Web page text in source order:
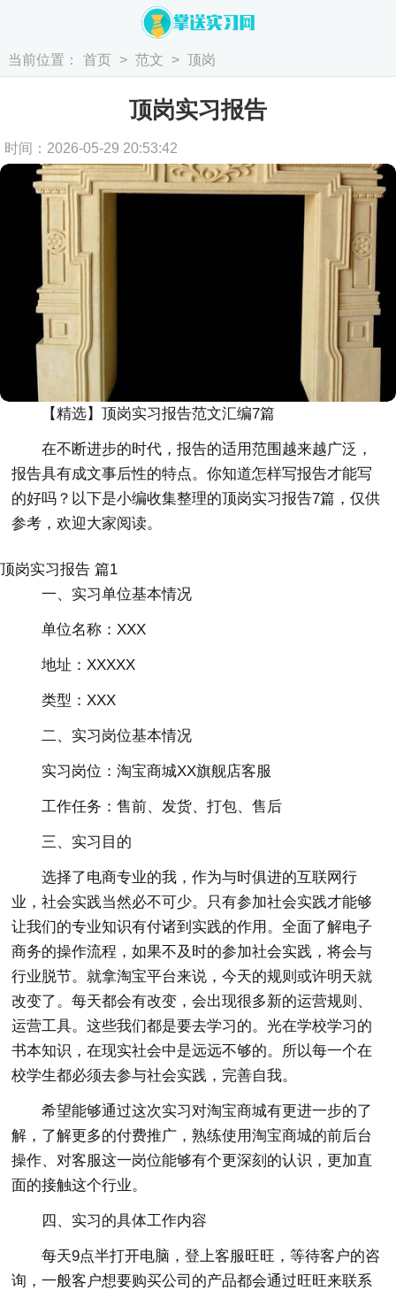
当前位置： 首页 > 范文 > 顶岗
顶岗实习报告
时间：2026-05-29 20:53:42
【精选】顶岗实习报告范文汇编7篇
在不断进步的时代，报告的适用范围越来越广泛，
报告具有成文事后性的特点。你知道怎样写报告才能写
的好吗？以下是小编收集整理的顶岗实习报告7篇，仅供
参考，欢迎大家阅读。
顶岗实习报告 篇1
一、实习单位基本情况
单位名称：XXX
地址：XXXXX
类型：XXX
二、实习岗位基本情况
实习岗位：淘宝商城XX旗舰店客服
工作任务：售前、发货、打包、售后
三、实习目的
选择了电商专业的我，作为与时俱进的互联网行
业，社会实践当然必不可少。只有参加社会实践才能够
让我们的专业知识有付诸到实践的作用。全面了解电子
商务的操作流程，如果不及时的参加社会实践，将会与
行业脱节。就拿淘宝平台来说，今天的规则或许明天就
改变了。每天都会有改变，会出现很多新的运营规则、
运营工具。这些我们都是要去学习的。光在学校学习的
书本知识，在现实社会中是远远不够的。所以每一个在
校学生都必须去参与社会实践，完善自我。
希望能够通过这次实习对淘宝商城有更进一步的了
解，了解更多的付费推广，熟练使用淘宝商城的前后台
操作、对客服这一岗位能够有个更深刻的认识，更加直
面的接触这个行业。
四、实习的具体工作内容
每天9点半打开电脑，登上客服旺旺，等待客户的咨
询，一般客户想要购买公司的产品都会通过旺旺来联系